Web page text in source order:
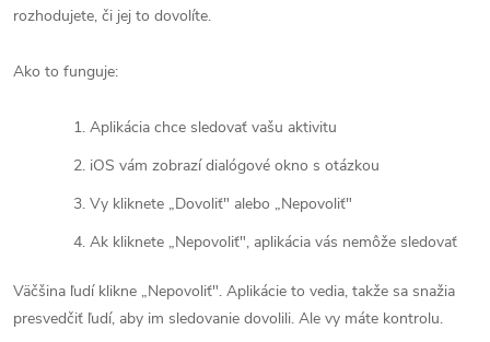
rozhodujete, či jej to dovolíte.
Ako to funguje:
Aplikácia chce sledovať vašu aktivitu
iOS vám zobrazí dialógové okno s otázkou
Vy kliknete „Dovoliť" alebo „Nepovoliť"
Ak kliknete „Nepovoliť", aplikácia vás nemôže sledovať
Väčšina ľudí klikne „Nepovoliť". Aplikácie to vedia, takže sa snažia
presvedčiť ľudí, aby im sledovanie dovolili. Ale vy máte kontrolu.